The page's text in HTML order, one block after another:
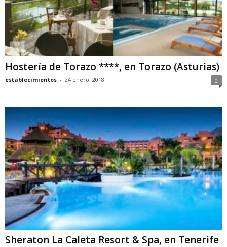
Hostería de Torazo ****, en Torazo (Asturias)
establecimientos - 24 enero, 2018 0
Sheraton La Caleta Resort & Spa, en Tenerife